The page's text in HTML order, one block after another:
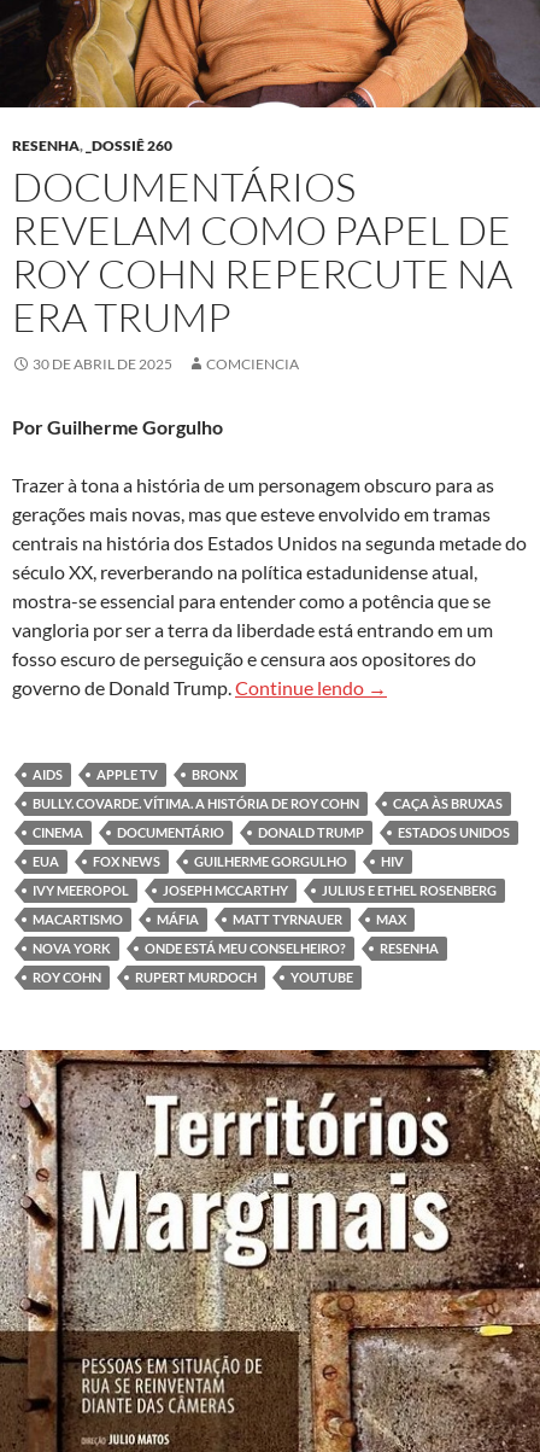
RESENHA, _DOSSIÊ 260
DOCUMENTÁRIOS
REVELAM COMO PAPEL DE
ROY COHN REPERCUTE NA
ERA TRUMP
30 DE ABRIL DE 2025 COMCIENCIA
Por Guilherme Gorgulho
Trazer à tona a história de um personagem obscuro para as
gerações mais novas, mas que esteve envolvido em tramas
centrais na história dos Estados Unidos na segunda metade do
século XX, reverberando na política estadunidense atual,
mostra-se essencial para entender como a potência que se
vangloria por ser a terra da liberdade está entrando em um
fosso escuro de perseguição e censura aos opositores do
governo de Donald Trump.Continue lendo Documentários
→
AIDS APPLE TV
BRONX
BULLY. COVARDE. VÍTIMA. A HISTÓRIA DE ROY COHN
CAÇA ÀS BRUXAS
CINEMA
DOCUMENTÁRIO DONALD TRUMP
ESTADOS UNIDOS
EUA
FOX NEWS GUILHERME GORGULHO
HIV
IVY MEEROPOL
JOSEPH MCCARTHY
JULIUS E ETHEL ROSENBERG
MACARTISMO
MÁFIA MATT TYRNAUER
MAX
NOVA YORK
ONDE ESTÁ MEU CONSELHEIRO?
RESENHA
ROY COHN
RUPERT MURDOCH YOUTUBE